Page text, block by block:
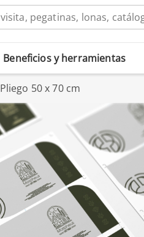
Beneficios y herramientas
Pliego 50 x 70 cm